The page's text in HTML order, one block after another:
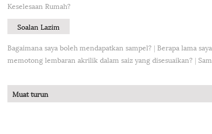
Keselesaan Rumah?
Soalan Lazim
Bagaimana saya boleh mendapatkan sampel? | Berapa lama
memotong lembaran akrilik dalam saiz yang disesuaikan? |
Muat turun